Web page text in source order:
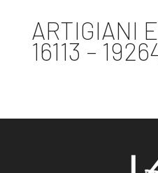
ARTIGIANI
16113 –